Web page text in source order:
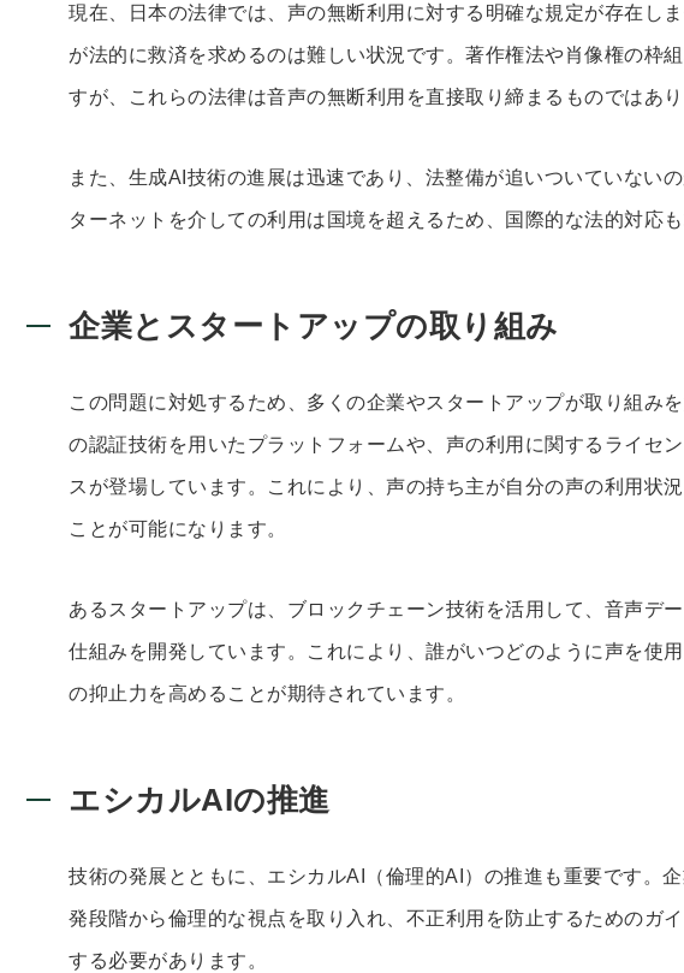
現在、日本の法律では、声の無断利用に対する明確な規定が存在し
が法的に救済を求めるのは難しい状況です。著作権法や肖像権の枠
すが、これらの法律は音声の無断利用を直接取り締まるものではあり
また、生成AI技術の進展は迅速であり、法整備が追いついていない
ターネットを介しての利用は国境を超えるため、国際的な法的対応も
企業とスタートアップの取り組み
この問題に対処するため、多くの企業やスタートアップが取り組み
の認証技術を用いたプラットフォームや、声の利用に関するライセ
スが登場しています。これにより、声の持ち主が自分の声の利用状
ことが可能になります。
あるスタートアップは、ブロックチェーン技術を活用して、音声デ
仕組みを開発しています。これにより、誰がいつどのように声を使
の抑止力を高めることが期待されています。
エシカルAIの推進
技術の発展とともに、エシカルAI（倫理的AI）の推進も重要です。
発段階から倫理的な視点を取り入れ、不正利用を防止するためのガ
する必要があります。